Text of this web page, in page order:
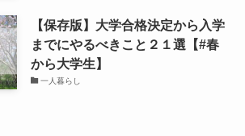
【保存版】大学合格決定から入学
までにやるべきこと２１選【#春
から大学生】
一人暮らし